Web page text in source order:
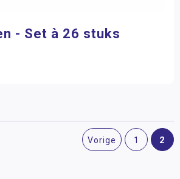
- Set à 26 stuks
Vorige 1 2